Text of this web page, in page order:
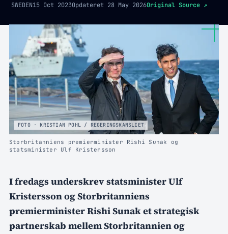
SWEDEN15 Oct 2023Opdateret 28 May 2026Original Source ↗
FOTO · KRISTIAN POHL / REGERINGSKANSLIET
Storbritanniens premierminister Rishi Sunak og
statsminister Ulf Kristersson
I fredags underskrev statsminister Ulf
Kristersson og Storbritanniens
premierminister Rishi Sunak et strategisk
partnerskab mellem Storbritannien og